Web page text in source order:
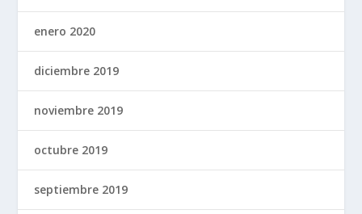
enero 2020
diciembre 2019
noviembre 2019
octubre 2019
septiembre 2019